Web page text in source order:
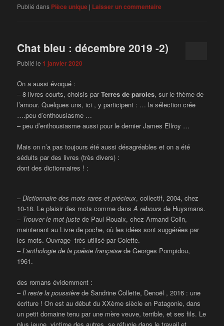
Publié dans Pièce unique | Laisser un commentaire
Chat bleu : décembre 2019 -2)
Publié le 1 janvier 2020
On a aussi évoqué :
– 8 livres courts, choisis parTerres de paroles, sur le thème de
l’amour. Quelques uns, ici , y participent : … la sélection crée
….peu d’enthousiasme …
– peu d’enthousiasme aussi pour le dernier James Ellroy …
Mais on n’a pas toujours été aussi désagréables et on a été
séduits par des livres (très divers) :
dont des dictionnaires ! :
–Dictionnaire des mots rares et précieux, collectif, 2004, chez
10-18. Le plaisir des mots comme dansA rebours de Huysmans.
– Trouver le mot juste de Paul Rouaix, chez Armand Colin,
maintenant au Livre de poche, où les idées sont suggérées par
les mots. Ouvrage très utilisé par Colette.
–L’anthologie de la poésie françaisede Georges Pompidou,
1961.
des romans évidemment :
–Il reste la poussière de Sandrine Collette, Denoël , 2016 : une
écriture ! On est au début du XXème siècle en Patagonie, dans
un petit domaine tenu par une mère veuve, terrible, et ses fils. Le